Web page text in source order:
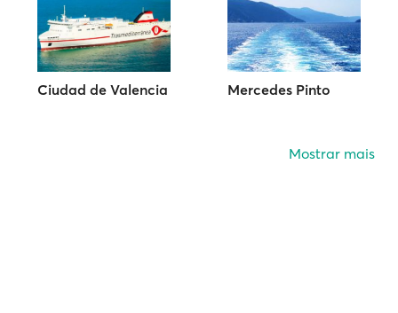
Ciudad de Valencia Mercedes Pinto
Mostrar mais